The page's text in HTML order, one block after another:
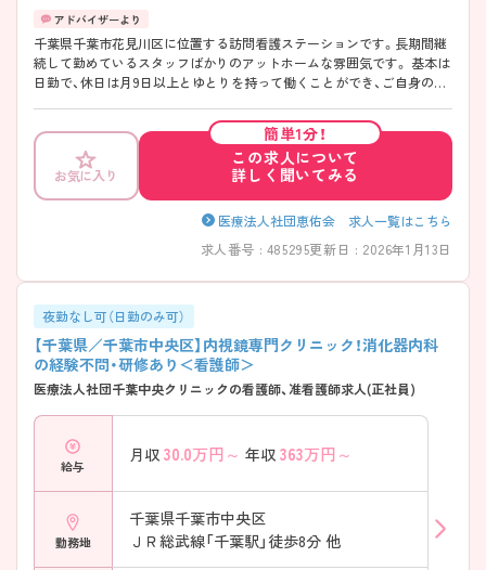
千葉県千葉市花見川区に位置する訪問看護ステーションです。長期間継
続して勤めているスタッフばかりのアットホームな雰囲気です。 基本は
日勤で、休日は月9日以上とゆとりを持って働くことができ、ご自身のラ
もありますが、現状医療より介護が多いためオンコールは殆どありませ
ん（ターミナル患者がいるときは出動もあるが、基本は鳴らないか電話対
応です）。 ご興味を持たれた方は面接対策ポイントや求人の詳細などお
話しいたしますのでお気軽にお問い合わせ下さい。
お気に入り
簡単1分！
この求人について
詳しく聞いてみる
医療法人社団恵佑会 求人一覧はこちら
求人番号 : 485295更新日 : 2026年1月13日
夜勤なし可（日勤のみ可）
【千葉県／千葉市中央区】内視鏡専門クリニック！消化器内科
の経験不問・研修あり＜看護師＞
医療法人社団千葉中央クリニックの看護師、准看護師求人(正社員)
給与
月収 30.0万円～ 年収 363万円～
勤務地
千葉県千葉市中央区
ＪＲ総武線「千葉駅」徒歩8分 他